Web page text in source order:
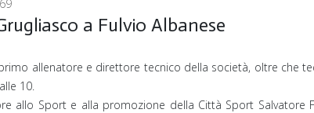
a Fulvio Albanese
allenatore e direttore tecnico della società, oltre che
10.
allo Sport e alla promozione della Città Sport Salvatore